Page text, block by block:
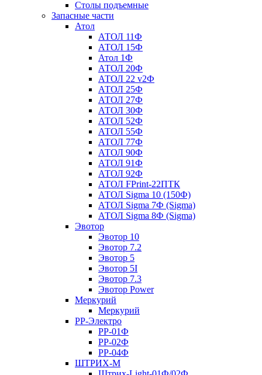
Столы подъемные
Запасные части
Атол
АТОЛ 11Ф
АТОЛ 15Ф
Атол 1Ф
АТОЛ 20Ф
АТОЛ 22 v2Ф
АТОЛ 25Ф
АТОЛ 27Ф
АТОЛ 30Ф
АТОЛ 52Ф
АТОЛ 55Ф
АТОЛ 77Ф
АТОЛ 90Ф
АТОЛ 91Ф
АТОЛ 92Ф
АТОЛ FPrint-22ПТК
АТОЛ Sigma 10 (150Ф)
АТОЛ Sigma 7Ф (Sigma)
АТОЛ Sigma 8Ф (Sigma)
Эвотор
Эвотор 10
Эвотор 7.2
Эвотор 5
Эвотор 5I
Эвотор 7.3
Эвотор Power
Меркурий
Меркурий
РР-Электро
РР-01Ф
РР-02Ф
РР-04Ф
ШТРИХ-М